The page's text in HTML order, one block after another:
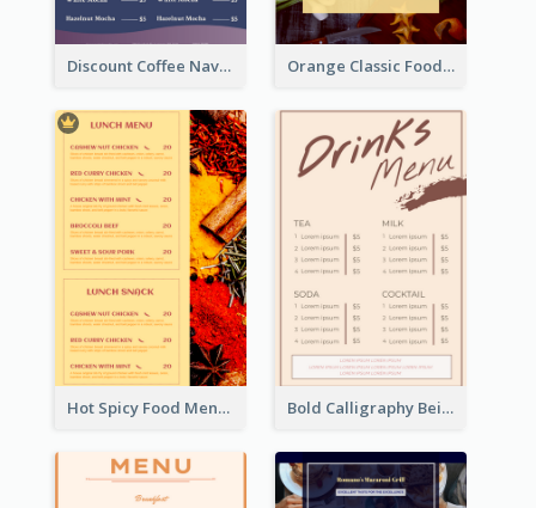
Discount Coffee Navy Blue Menu Design Template Orange Classic Food Menu Design Templates
Hot Spicy Food Menu Design Inspiration Bold Calligraphy Beige Restaurant Menu Design